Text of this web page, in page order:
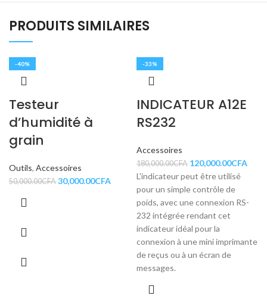
PRODUITS SIMILAIRES
-40%
Testeur
d’humidité à
grain
Outils, Accessoires
50,000.00CFA 30,000.00CFA
-33%
INDICATEUR A12E
RS232
Accessoires
180,000.00CFA 120,000.00CFA
L'indicateur peut être utilisé
pour un simple contrôle de
poids, avec une connexion RS-
232 intégrée rendant cet
indicateur idéal pour la
connexion à une mini imprimante
de reçus ou à un écran de
messages.